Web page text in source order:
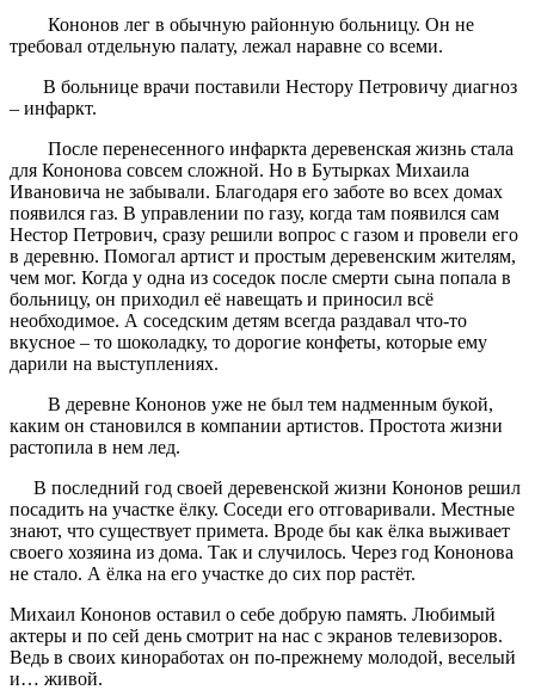
Кононов лег в обычную районную больницу. Он не
требовал отдельную палату, лежал наравне со всеми.
В больнице врачи поставили Нестору Петровичу диагноз
– инфаркт.
После перенесенного инфаркта деревенская жизнь стала
для Кононова совсем сложной. Но в Бутырках Михаила
Ивановича не забывали. Благодаря его заботе во всех домах
появился газ. В управлении по газу, когда там появился сам
Нестор Петрович, сразу решили вопрос с газом и провели его
в деревню. Помогал артист и простым деревенским жителям,
чем мог. Когда у одна из соседок после смерти сына попала в
больницу, он приходил её навещать и приносил всё
необходимое. А соседским детям всегда раздавал что-то
вкусное – то шоколадку, то дорогие конфеты, которые ему
дарили на выступлениях.
В деревне Кононов уже не был тем надменным букой,
каким он становился в компании артистов. Простота жизни
растопила в нем лед.
В последний год своей деревенской жизни Кононов решил
посадить на участке ёлку. Соседи его отговаривали. Местные
знают, что существует примета. Вроде бы как ёлка выживает
своего хозяина из дома. Так и случилось. Через год Кононова
не стало. А ёлка на его участке до сих пор растёт.
Михаил Кононов оставил о себе добрую память. Любимый
актеры и по сей день смотрит на нас с экранов телевизоров.
Ведь в своих киноработах он по-прежнему молодой, веселый
и… живой.